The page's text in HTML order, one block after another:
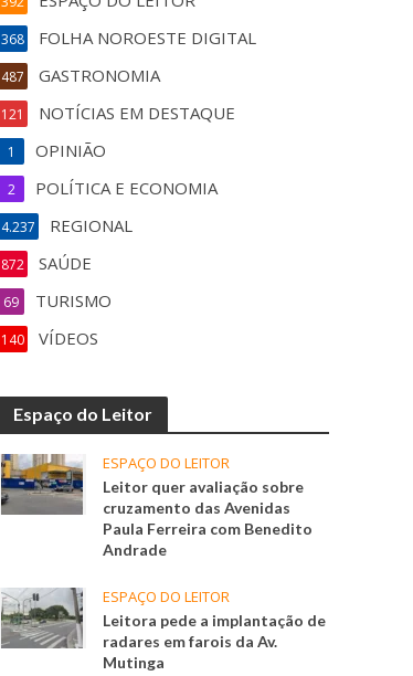
FOLHA NOROESTE DIGITAL
368
GASTRONOMIA
487
NOTÍCIAS EM DESTAQUE
121
OPINIÃO
1
POLÍTICA E ECONOMIA
2
REGIONAL
4.237
SAÚDE
872
TURISMO
69
VÍDEOS
140
Espaço do Leitor
ESPAÇO DO LEITOR
Leitor quer avaliação sobre
cruzamento das Avenidas
Paula Ferreira com Benedito
Andrade
ESPAÇO DO LEITOR
Leitora pede a implantação de
radares em farois da Av.
Mutinga